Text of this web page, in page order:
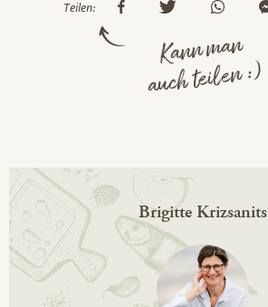
Teilen:
Kann man
auch teilen :)
Brigitte Krizsanits